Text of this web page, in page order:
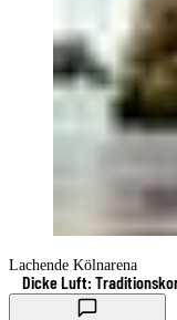
Lachende Kölnarena
Dicke Luft: